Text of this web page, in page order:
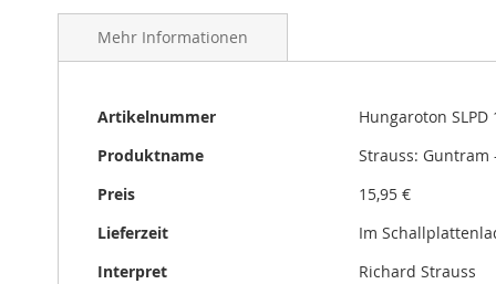
gallery
Mehr Informationen
Mehr
Artikelnummer
Hungaroton SLPD
Produktname
Strauss: Guntram
Preis
15,95 €
Lieferzeit
Im
Interpret
Richard Strauss